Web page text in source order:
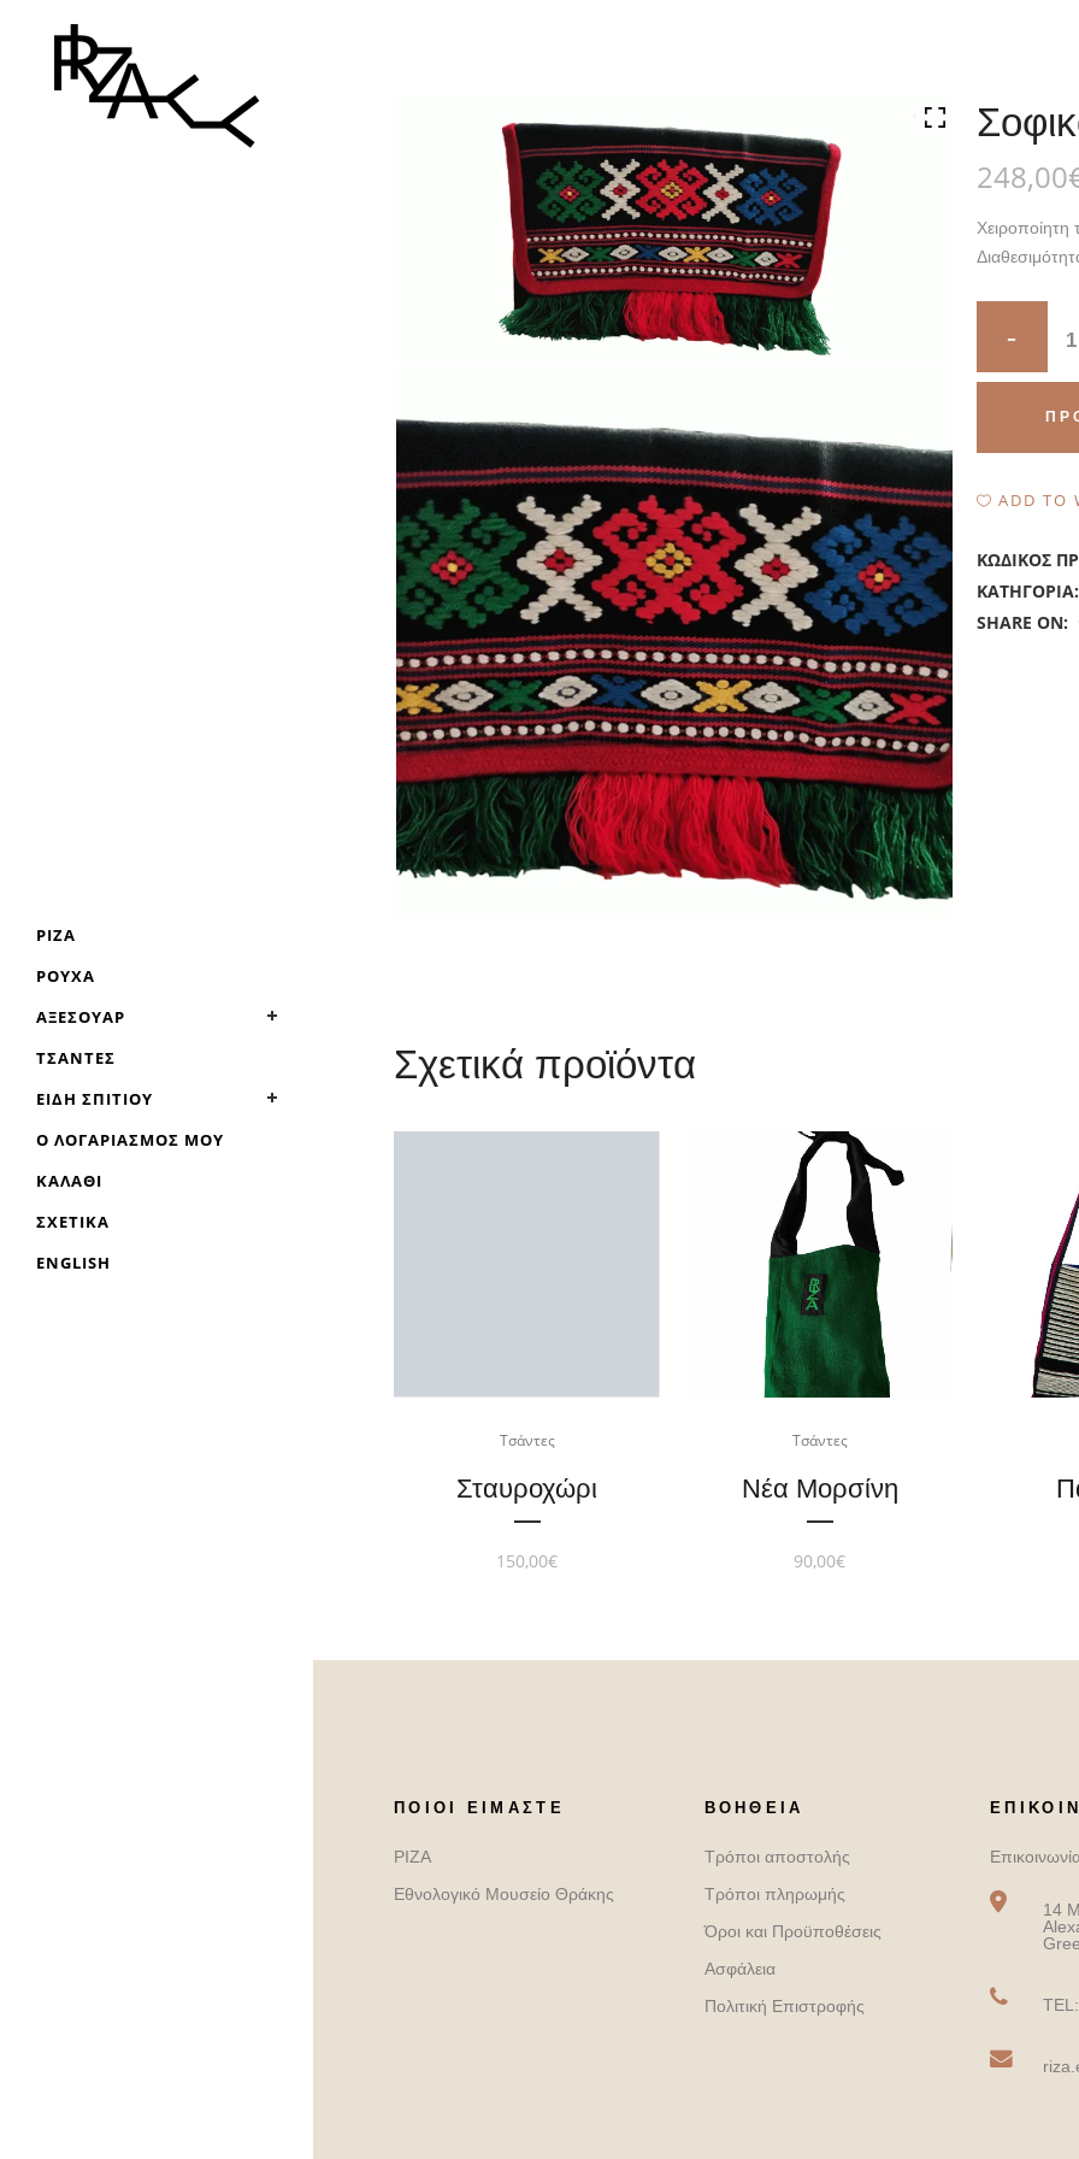
ΡΊΖΑ
ΡΟΎΧΑ
ΑΞΕΣΟΥΆΡ
ΤΣΆΝΤΕΣ
ΕΊΔΗ ΣΠΙΤΙΟΎ
Ο ΛΟΓΑΡΙΑΣΜΌΣ ΜΟΥ
ΚΑΛΆΘΙ
ΣΧΕΤΙΚΆ
ENGLISH
248,00
Χειροποίητη
quantity
ADD TO
ΚΩΔΙΚΌΣ
ΚΑΤΗΓΟΡΊΑ:
SHARE ON:
Σχετικά προϊόντα
Τσάντες
Νέα Μορσίνη
90,00€
ΠΟΙΟΙ ΕΊΜΑΣΤΕ
ΡΙΖΑ
Εθνολογικό Μουσείο Θράκης
ΒΟΉΘΕΙΑ
Τρόποι αποστολής
Τρόποι πληρωμής
Όροι και Προϋποθέσεις
Ασφάλεια
Πολιτική Επιστροφής
14